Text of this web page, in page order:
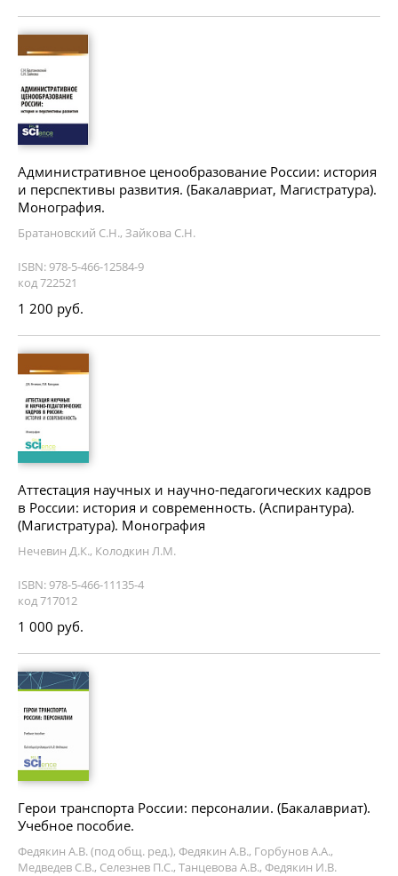
Административное ценообразование России: история
и перспективы развития. (Бакалавриат, Магистратура).
Монография.
Братановский С.Н., Зайкова С.Н.
ISBN: 978-5-466-12584-9
код 722521
1 200 руб.
Аттестация научных и научно-педагогических кадров
в России: история и современность. (Аспирантура).
(Магистратура). Монография
Нечевин Д.К., Колодкин Л.М.
ISBN: 978-5-466-11135-4
код 717012
1 000 руб.
Герои транспорта России: персоналии. (Бакалавриат).
Учебное пособие.
Федякин А.В. (под общ. ред.), Федякин А.В., Горбунов А.А.,
Медведев С.В., Селезнев П.С., Танцевова А.В., Федякин И.В.